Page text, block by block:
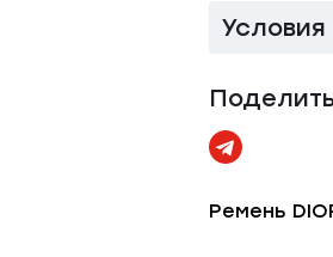
Условия
Ремень